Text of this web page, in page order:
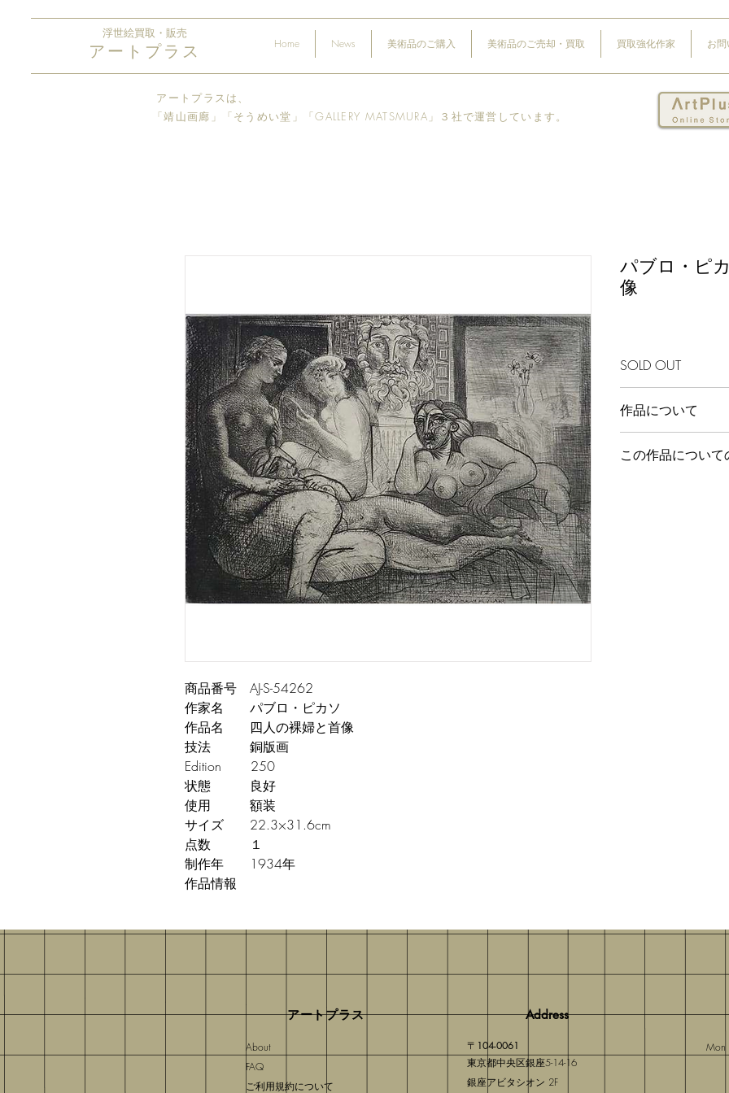
浮世絵買取・販売
アートプラス Home News 美術品のご購入 美術品のご売却・買取 買取強化作家 お
アートプラスは、
「靖山画廊」「そうめい堂​」「GALLERY MATSMURA」３社で運営しています。
商品番号 AJ-S-54262
作家名 パブロ・ピカソ
作品名 四人の裸婦と首像
技法 銅版画
Edition 250
状態 良好
使用 額装
サイズ 22.3×31.6cm
点数 １
制作年 1934年
作品情報
パブロ・ピ
像
SOLD OUT
作品について
この作品につい
アートプラス
About
FAQ
​ご利用規約について
Address
〒104-0061
東京都中央区銀座5-14-16
銀座アビタシオン 2F